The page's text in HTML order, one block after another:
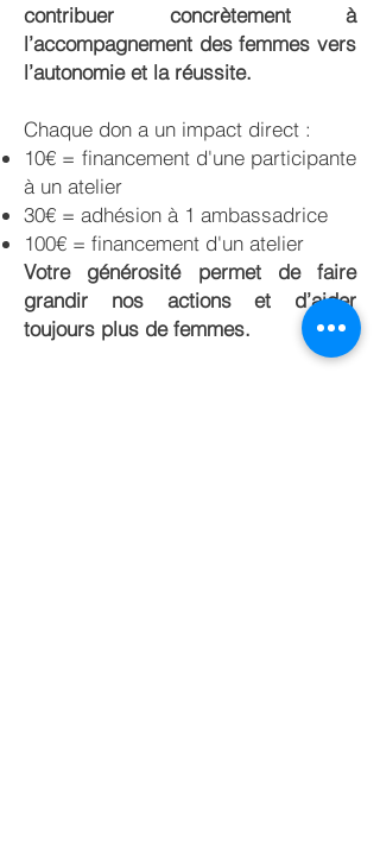
contribuer concrètement à
l’accompagnement des femmes vers
l’autonomie et la réussite.
Chaque don a un impact direct :
10€ = financement d'une participante
à un atelier
30€ = adhésion à 1 ambassadrice
100€ = financement d'un atelier
Votre générosité permet de faire
grandir nos actions et d’aider
toujours plus de femmes.